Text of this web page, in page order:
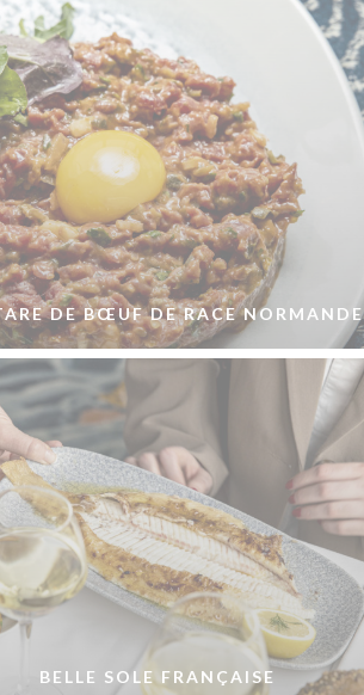
DE BŒUF DE RACE NORMANDE
BELLE SOLE FRANÇAISE